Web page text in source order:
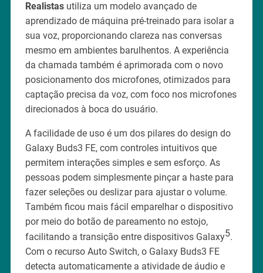
Realistasutiliza um modelo avançado de
aprendizado de máquina pré-treinado para isolar a
sua voz, proporcionando clareza nas conversas
mesmo em ambientes barulhentos. A experiência
da chamada também é aprimorada com o novo
posicionamento dos microfones, otimizados para
captação precisa da voz, com foco nos microfones
direcionados à boca do usuário.
A facilidade de uso é um dos pilares do design do
Galaxy Buds3 FE, com controles intuitivos que
permitem interações simples e sem esforço. As
pessoas podem simplesmente pinçar a haste para
fazer seleções ou deslizar para ajustar o volume.
Também ficou mais fácil emparelhar o dispositivo
por meio do botão de pareamento no estojo,
facilitando a transição entre dispositivos Galaxy5.
Com o recurso Auto Switch, o Galaxy Buds3 FE
detecta automaticamente a atividade de áudio e